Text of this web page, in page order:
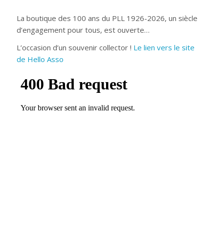
La boutique des 100 ans du PLL 1926-2026, un siècle
d’engagement pour tous, est ouverte…
L’occasion d’un souvenir collector ! Le lien vers le site
de Hello Asso